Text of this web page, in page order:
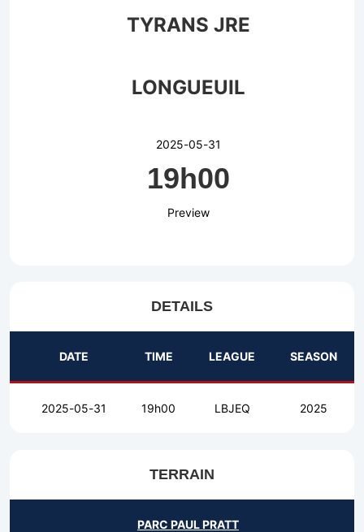
TYRANS JRE
LONGUEUIL
2025-05-31
19h00
Preview
DETAILS
DATE TIME LEAGUE SEASON
2025-05-31 19h00 LBJEQ 2025
TERRAIN
PARC PAUL PRATT